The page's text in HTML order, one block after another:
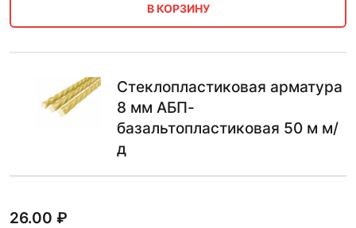
В КОРЗИНУ
Стеклопластиковая арматура
8 мм АБП-
базальтопластиковая 50 м м/
д
26.00 ₽